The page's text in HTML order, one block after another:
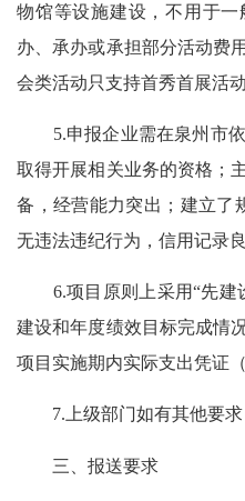
物馆等设施建设，不用于
办、承办或承担部分活动费
会类活动只支持首秀首展活动
5.申报企业需在泉州市
取得开展相关业务的资格；
备，经营能力突出；建立了
无违法违纪行为，信用记录良
6.项目原则上采用“先建
建设和年度绩效目标完成情
项目实施期内实际支出凭证
7.上级部门如有其他要求
三、报送要求